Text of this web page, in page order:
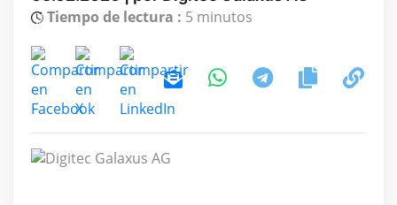
Tiempo de lectura : 5 minutos